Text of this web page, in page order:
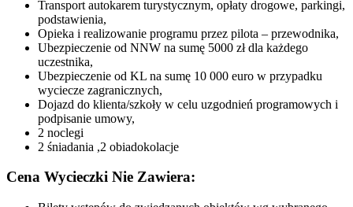
Transport autokarem turystycznym, opłaty drogowe, parkingi,
podstawienia,
Opieka i realizowanie programu przez pilota – przewodnika,
Ubezpieczenie od NNW na sumę 5000 zł dla każdego
uczestnika,
Ubezpieczenie od KL na sumę 10 000 euro w przypadku
wyciecze zagranicznych,
Dojazd do klienta/szkoły w celu uzgodnień programowych i
podpisanie umowy,
2 noclegi
2 śniadania ,2 obiadokolacje
Cena Wycieczki Nie Zawiera: